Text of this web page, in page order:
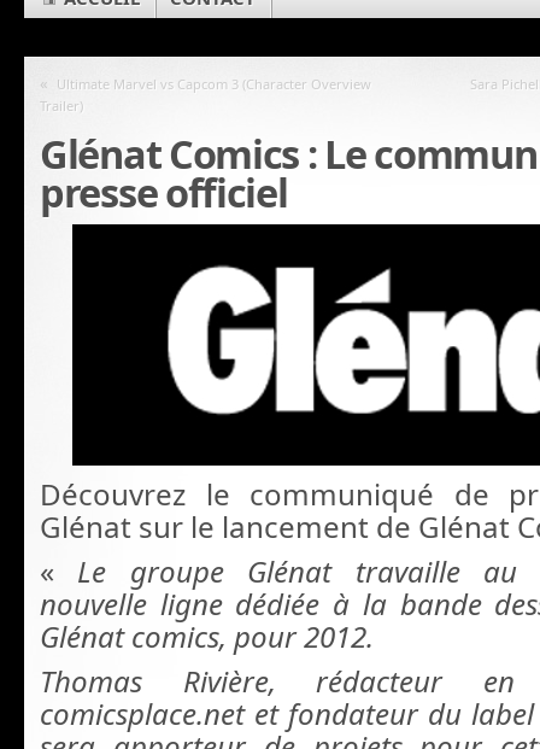
« Ultimate Marvel vs Capcom 3 (Character Overview
Trailer)
Sara
Glénat Comics : Le
presse officiel
Découvrez le communiqué de
Glénat sur le lancement de Glénat
« Le groupe Glénat travaille au
nouvelle ligne dédiée à la bande
Glénat comics, pour 2012.
Thomas Rivière, rédacteur
comicsplace.net et fondateur du